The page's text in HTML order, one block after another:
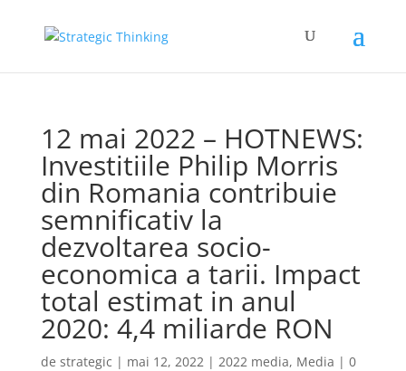
12 mai 2022 – HOTNEWS:
Investitiile Philip Morris
din Romania contribuie
semnificativ la
dezvoltarea socio-
economica a tarii. Impact
total estimat in anul
2020: 4,4 miliarde RON
de strategic | mai 12, 2022| 2022 media, Media | 0